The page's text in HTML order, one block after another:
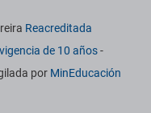
Reacreditada
de 10 años-
por MinEducación